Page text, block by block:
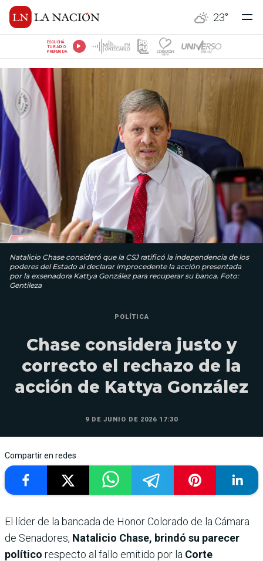
23°
ESCUCHÁ
TU RADIO
PREFERIDA
Natalicio Chase consideró que la CSJ ratificó la independencia de los
poderes del Estado al declarar improcedente la acción presentada
por la exsenadora Kattya González para recuperar su banca. Foto:
Gentileza
POLÍTICA
Chase considera justo y
correcto el rechazo de la
acción de Kattya González
9 DE JUNIO DE 2026 17:30
Compartir en redes
El líder de la bancada de Honor Colorado de la Cámara
de Senadores, Natalicio Chase, brindó su parecer
político respecto al fallo emitido por la Corte